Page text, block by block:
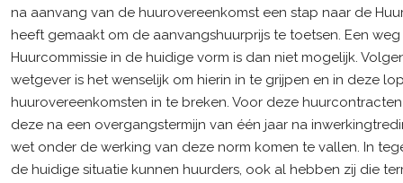
na aanvang van de huurovereenkomst een stap naar de
heeft gemaakt om de aanvangshuurprijs te toetsen. Een
Huurcommissie in de huidige vorm is dan niet mogelijk.
wetgever is het wenselijk om hierin in te grijpen en in deze
huurovereenkomsten in te breken. Voor deze
deze na een overgangstermijn van één jaar na
wet onder de werking van deze norm komen te vallen. In
de huidige situatie kunnen huurders, ook al hebben zij die